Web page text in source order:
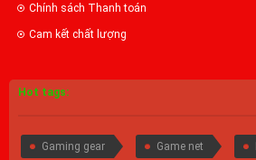
Chính sách Thanh toán
Cam kết chất lượng
Hot tags:
Gaming gear Game net